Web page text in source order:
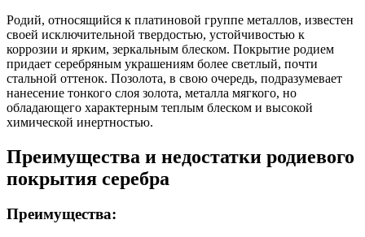
Родий, относящийся к платиновой группе металлов, известен
своей исключительной твердостью, устойчивостью к
коррозии и ярким, зеркальным блеском. Покрытие родием
придает серебряным украшениям более светлый, почти
стальной оттенок. Позолота, в свою очередь, подразумевает
нанесение тонкого слоя золота, металла мягкого, но
обладающего характерным теплым блеском и высокой
химической инертностью.
Преимущества и недостатки родиевого
покрытия серебра
Преимущества: